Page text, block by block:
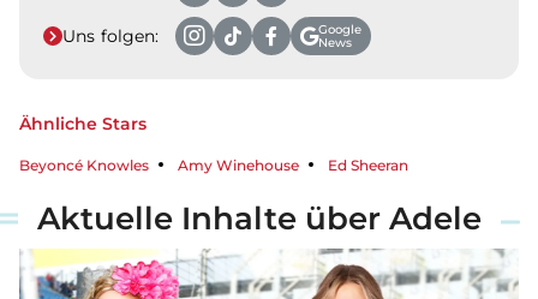
Uns folgen:
Google
News
Ähnliche Stars
Beyoncé Knowles Amy Winehouse Ed Sheeran
Aktuelle Inhalte über Adele